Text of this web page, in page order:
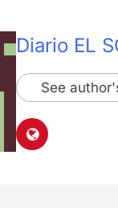
Diario EL
See